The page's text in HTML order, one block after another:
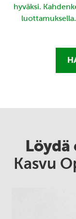
hyväksi.
Löydä
Kasvu